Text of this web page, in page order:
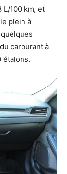
L/100 km, et
plein à
quelques
carburant à
étalons.